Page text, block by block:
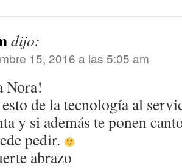
dijo:
15, 2016 a las 5:05 am
Nora!
de la tecnología al
y si además te ponen
pedir.
abrazo